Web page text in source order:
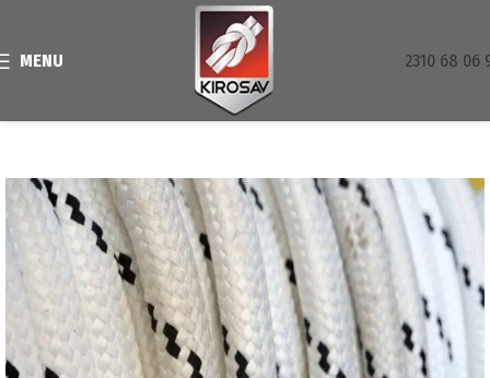
MENU 2310 68 06